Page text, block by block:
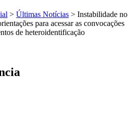
> Últimas Notícias > Instabilidade no
para acessar as convocações
de heteroidentificação